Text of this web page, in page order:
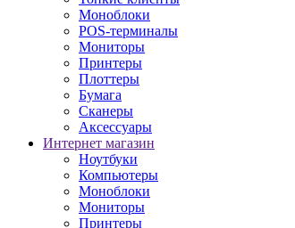
Моноблоки
POS-терминалы
Мониторы
Принтеры
Плоттеры
Бумага
Сканеры
Аксессуары
Интернет магазин
Ноутбуки
Компьютеры
Моноблоки
Мониторы
Принтеры